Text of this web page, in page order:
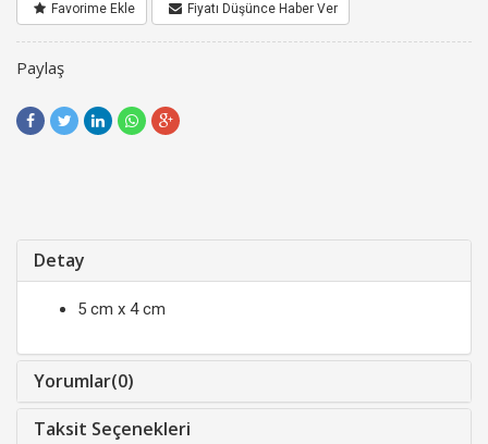
Favorime Ekle Fiyatı Düşünce Haber Ver
Paylaş
Detay
5 cm x 4 cm
Yorumlar(0)
Taksit Seçenekleri